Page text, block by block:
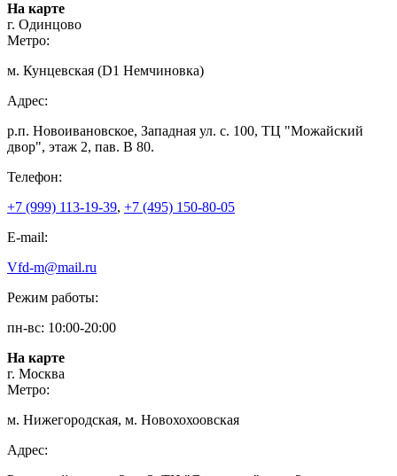
На карте
г. Одинцово
Метро:
м. Кунцевская (D1 Немчиновка)
Адрес:
р.п. Новоивановское, Западная ул. с. 100, ТЦ "Можайский
двор", этаж 2, пав. В 80.
Телефон:
+7 (999) 113-19-39, +7 (495) 150-80-05
E-mail:
Vfd-m@mail.ru
Режим работы:
пн-вс: 10:00-20:00
На карте
г. Москва
Метро:
м. Нижегородская, м. Новохохоовская
Адрес: